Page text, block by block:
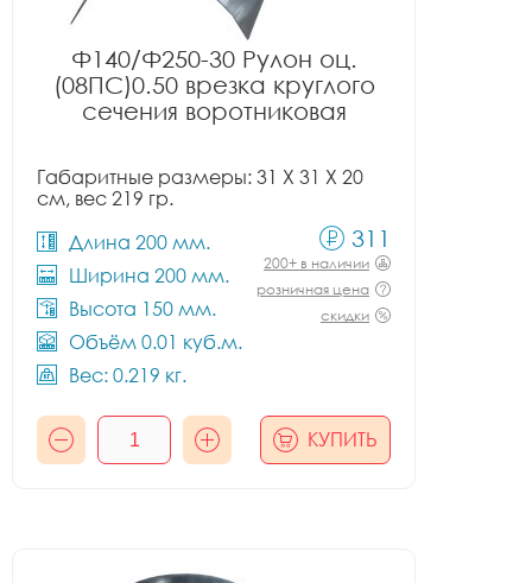
Ф140/Ф250-30 Рулон оц.
(08ПС)0.50 врезка круглого
сечения воротниковая
Габаритные размеры: 31 X 31 X 20
см, вес 219 гр.
Длина 200 мм.
Ширина 200 мм.
Высота 150 мм.
Объём 0.01 куб.м.
Вес: 0.219 кг.
311
200+ в наличии
розничная цена
скидки
КУПИТЬ